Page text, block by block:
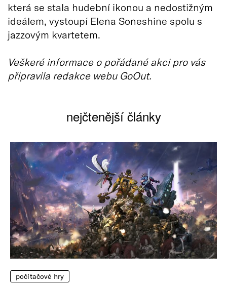
která se stala hudební ikonou a nedostižným
ideálem, vystoupí Elena Soneshine spolu s
jazzovým kvartetem.
Veškeré informace o pořádané akci pro vás
připravila redakce webu GoOut.
nejčtenější články
počítačové hry